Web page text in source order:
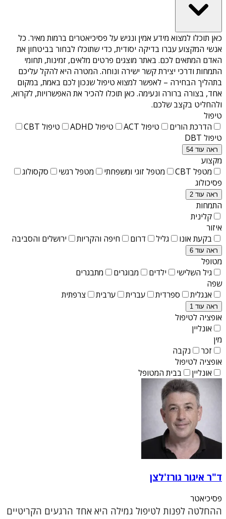
כאן תוכלו למצוא מידע אמין ונגיש על פסיכיאטרים ברמות מאיר. כל
אנשי המקצוע עברו בדיקה יסודית, כדי שתוכלו לבחור בביטחון את
האדם המתאים לכם. באתר מוצגים פרטים מלאים, זמינות, תחומי
התמחות ודרכי יצירת קשר ישירה ונוחה. המטרה היא להקל עליכם
בתהליך הבחירה – לאפשר למצוא טיפול שנכון לכם באמת, במקום
אחד, בצורה ברורה ונעימה. כאן תוכלו להכיר את האפשרויות, לקרוא,
ולהחליט בקצב שלכם.
טיפול
הדרכת הורים
טיפול ACT טיפול ADHD
טיפול CBT
טיפול DBT
ראה עוד 54
מקצוע
מטפל CBT
מטפל זוגי ומשפחתי מטפל רגשי
סקסולוג
פסיכולוג
ראה עוד 2
התמחות
קלינית
איזור
בקעת אונו
גליל דרום חיפה והקריות ירושלים והסביבה
ראה עוד 6
מטופל
גיל השלישי
ילדים מבוגרים
מתבגרים
שפה
אנגלית
ספרדית עברית ערבית צרפתית
ראה עוד 1
אופציה לטיפול
אונליין
מין
זכר
נקבה
אופציה לטיפול
אונליין
בבית המטופל
ד"ר איגור גורז'לצן
פסיכיאטר
ההחלטה לפנות לטיפול גמילה היא אחד הרגעים הקריטיים